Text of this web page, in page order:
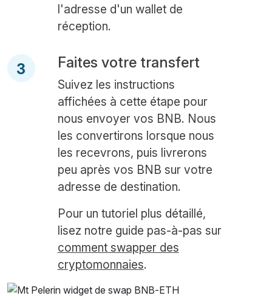
l'adresse d'un wallet de
réception.
3 Faites votre transfert
Suivez les instructions
affichées à cette étape pour
nous envoyer vos BNB. Nous
les convertirons lorsque nous
les recevrons, puis livrerons
peu après vos BNB sur votre
adresse de destination.
Pour un tutoriel plus détaillé,
lisez notre guide pas-à-pas sur
comment swapper des
cryptomonnaies.